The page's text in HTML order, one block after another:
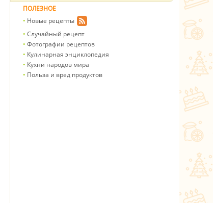
ПОЛЕЗНОЕ
Новые рецепты
Случайный рецепт
Фотографии рецептов
Кулинарная энциклопедия
Кухни народов мира
Польза и вред продуктов